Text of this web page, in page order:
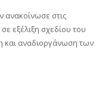
ανακοίνωσε στις
εξέλιξη σχεδίου του
και αναδιοργάνωση των